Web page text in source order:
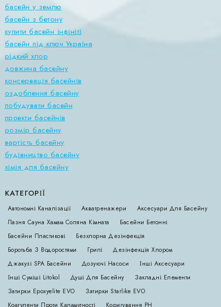
басейн у землю
басейн з бетону
купити басейн інфініті
басейн під ключ Україна
рідкий хлор
довжина басейну
консервація басейнів
оздоблення басейну
побудувати басейн
проекти басейнів
розмір басейну
вартість басейну
будівництво басейну
хімія для басейну
КАТЕГОРІЇ
Автономні Каналізації Акватренажери
Аксесуари Для Басейну
Лазня Сауна Хамам Соляна Кімната
Басейни Бетонні
Басейни Пластикові
Безхлорна Дезінфекція
Боротьба З Водоростями
Грилі
Дезінфекція Хлором
Джакузі SPA Басейни
Дозуючі Насоси
Інші Аксесуари
Інші Суміші Litokol
Душі Для Басейну
Закладні Елементи
Затирки Epoxyelite EVO
Затирки Starlike EVO
Коагулянти Проти Каламутності
Коригування РН